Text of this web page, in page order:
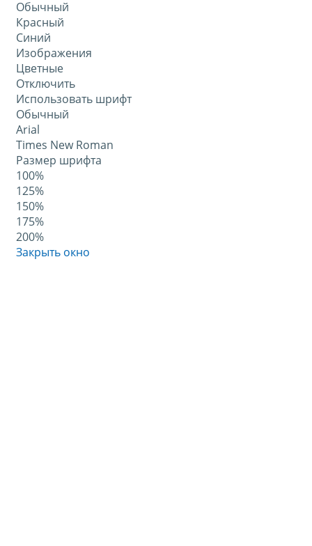
Обычный
Красный
Синий
Изображения
Цветные
Отключить
Использовать шрифт
Обычный
Arial
Times New Roman
Размер шрифта
100%
125%
150%
175%
200%
Закрыть окно